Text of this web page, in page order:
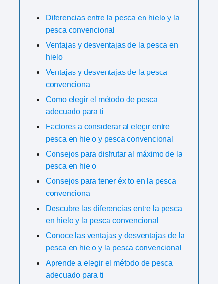
Diferencias entre la pesca en hielo y la
pesca convencional
Ventajas y desventajas de la pesca en
hielo
Ventajas y desventajas de la pesca
convencional
Cómo elegir el método de pesca
adecuado para ti
Factores a considerar al elegir entre
pesca en hielo y pesca convencional
Consejos para disfrutar al máximo de la
pesca en hielo
Consejos para tener éxito en la pesca
convencional
Descubre las diferencias entre la pesca
en hielo y la pesca convencional
Conoce las ventajas y desventajas de la
pesca en hielo y la pesca convencional
Aprende a elegir el método de pesca
adecuado para ti